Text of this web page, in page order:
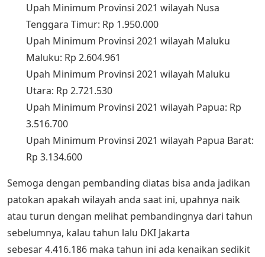
Upah Minimum Provinsi 2021 wilayah Nusa
Tenggara Timur: Rp 1.950.000
Upah Minimum Provinsi 2021 wilayah Maluku
Maluku: Rp 2.604.961
Upah Minimum Provinsi 2021 wilayah Maluku
Utara: Rp 2.721.530
Upah Minimum Provinsi 2021 wilayah Papua: Rp
3.516.700
Upah Minimum Provinsi 2021 wilayah Papua Barat:
Rp 3.134.600
Semoga dengan pembanding diatas bisa anda jadikan
patokan apakah wilayah anda saat ini, upahnya naik
atau turun dengan melihat pembandingnya dari tahun
sebelumnya, kalau tahun lalu DKI Jakarta
sebesar 4.416.186 maka tahun ini ada kenaikan sedikit